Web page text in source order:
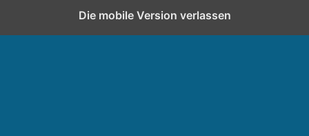
Die mobile Version verlassen